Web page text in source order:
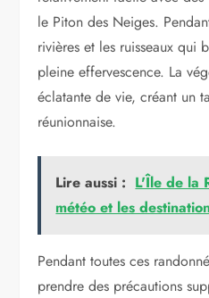
le Piton des Neiges.
rivières et les ruisseaux qui
pleine effervescence. La
éclatante de vie, créant un
réunionnaise.
Lire aussi : L'Île de la
météo et les
Pendant toutes ces
prendre des précautions